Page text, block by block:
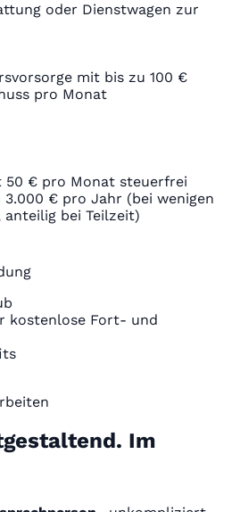
oder Dienstwagen zur
mit bis zu 100 €
pro Monat
50 € pro Monat steuerfrei
€ pro Jahr (bei wenigen
anteilig bei Teilzeit)
kostenlose Fort- und
Im